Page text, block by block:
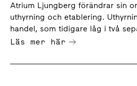
Atrium Ljungberg förändrar sin
uthyrning och etablering.
handel, som tidigare låg i två
Läs mer här